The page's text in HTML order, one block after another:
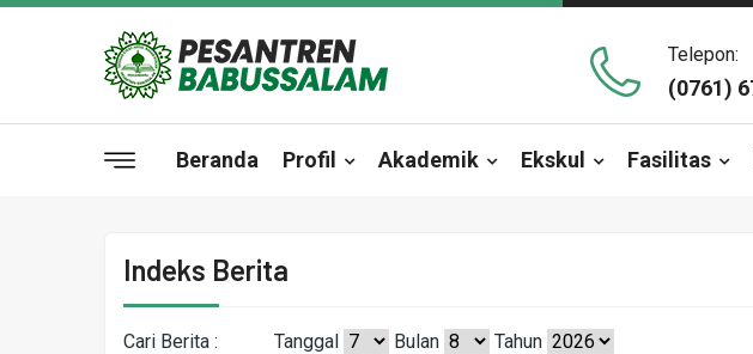
Telepon:
(0761)
Beranda Profil Akademik Ekskul Fasilitas
Indeks Berita
Cari Berita : Tanggal Bulan Tahun